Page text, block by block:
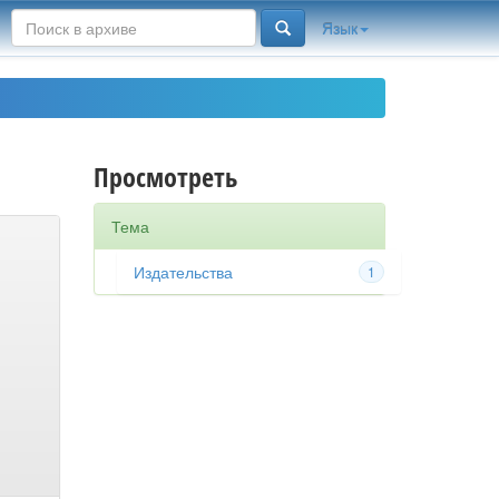
Язык
Просмотреть
Тема
1
Издательства